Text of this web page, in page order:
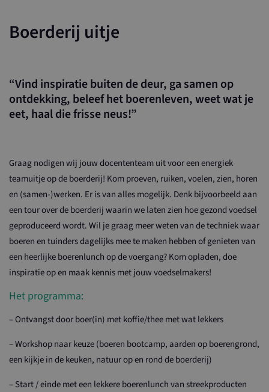
Boerderij uitje
“Vind inspiratie buiten de deur, ga samen op
ontdekking, beleef het boerenleven, weet wat je
eet, haal die frisse neus!”
Graag nodigen wij jouw docententeam uit voor een energiek
teamuitje op de boerderij! Kom proeven, ruiken, voelen, zien, horen
en (samen-)werken. Er is van alles mogelijk. Denk bijvoorbeeld aan
een tour over de boerderij waarin we laten zien hoe gezond voedsel
geproduceerd wordt. Wil je graag meer weten van de techniek waar
boeren en tuinders dagelijks mee te maken hebben of genieten van
een heerlijke boerenlunch op de voergang? Kom opladen, doe
inspiratie op en maak kennis met jouw voedselmakers!
Het programma:
– Ontvangst door boer(in) met koffie/thee met wat lekkers
– Workshop naar keuze (boeren bootcamp, aarden op boerengrond,
een kijkje in de keuken, natuur op en rond de boerderij)
– Start / einde met een lekkere boerenlunch van streekproducten